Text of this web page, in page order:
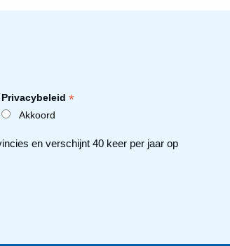
Privacybeleid *
Akkoord
en verschijnt 40 keer per jaar op